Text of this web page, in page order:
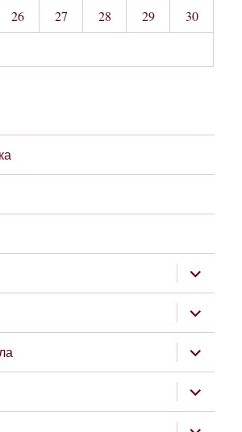
26 27 28 29
30
підменю
підменю
підменю
підменю